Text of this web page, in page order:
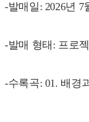
-발매일: 2026년 7
-발매 형태: 프로
-수록곡: 01. 배경